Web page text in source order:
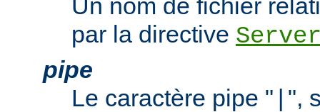
Un nom de fichier
par la directive
pipe
Le caractère pipe " ",